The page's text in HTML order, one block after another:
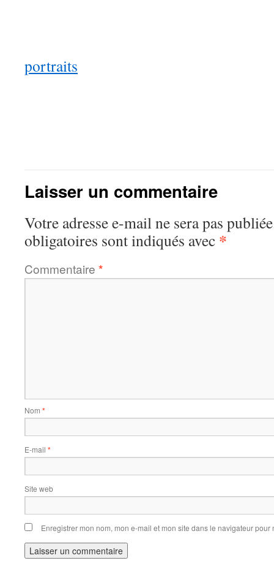
portraits
Laisser un commentaire
Votre adresse e-mail ne sera pas
obligatoires sont indiqués avec *
Commentaire *
Nom *
E-mail *
Site web
Enregistrer mon nom, mon e-mail et mon site dans le navigateur